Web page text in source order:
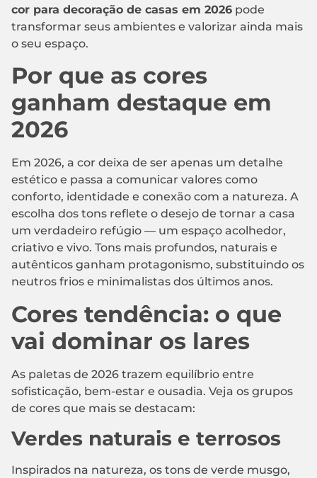
cor para decoração de casas em 2026 pode
transformar seus ambientes e valorizar ainda mais
o seu espaço.
Por que as cores
ganham destaque em
2026
Em 2026, a cor deixa de ser apenas um detalhe
estético e passa a comunicar valores como
conforto, identidade e conexão com a natureza. A
escolha dos tons reflete o desejo de tornar a casa
um verdadeiro refúgio — um espaço acolhedor,
criativo e vivo. Tons mais profundos, naturais e
autênticos ganham protagonismo, substituindo os
neutros frios e minimalistas dos últimos anos.
Cores tendência: o que
vai dominar os lares
As paletas de 2026 trazem equilíbrio entre
sofisticação, bem-estar e ousadia. Veja os grupos
de cores que mais se destacam:
Verdes naturais e terrosos
Inspirados na natureza, os tons de verde musgo,